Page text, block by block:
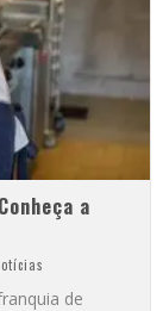
a
de